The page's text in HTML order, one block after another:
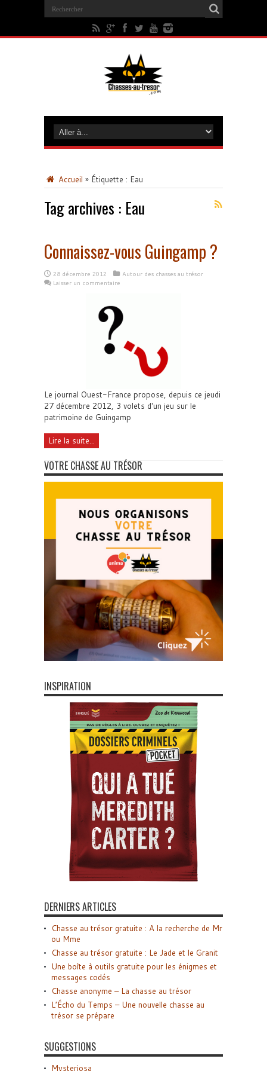
Accueil » Étiquette : Eau
Tag archives : Eau
Connaissez-vous Guingamp ?
28 décembre 2012
Autour des chasses au trésor
Laisser un commentaire
Le journal Ouest-France propose, depuis ce jeudi
27 décembre 2012, 3 volets d'un jeu sur le
patrimoine de Guingamp
Lire la suite...
VOTRE CHASSE AU TRÉSOR
INSPIRATION
DERNIERS ARTICLES
Chasse au trésor gratuite : A la recherche de Mr
ou Mme
Chasse au trésor gratuite : Le Jade et le Granit
Une boîte à outils gratuite pour les énigmes et
messages codés
Chasse anonyme – La chasse au trésor
L’Écho du Temps – Une nouvelle chasse au
trésor se prépare
SUGGESTIONS
Mysteriosa